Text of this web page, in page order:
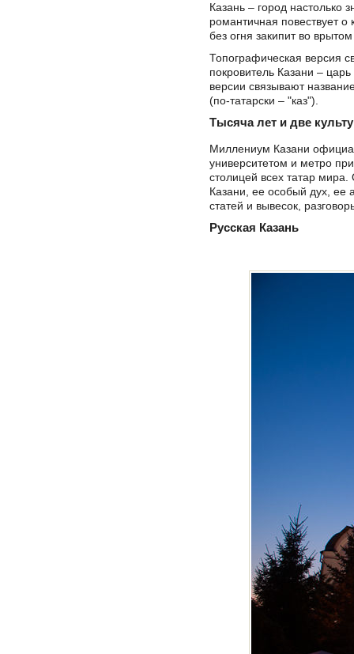
Казань – город настолько
романтичная повествует о
без огня закипит во
Топографическая версия
покровитель Казани –
версии связывают
(по-татарски – "каз").
Тысяча лет и две
Миллениум Казани
университетом и метро
столицей всех татар
Казани, ее особый дух, ее
статей и вывесок,
Русская Казань